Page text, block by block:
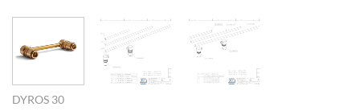
DYROS 30